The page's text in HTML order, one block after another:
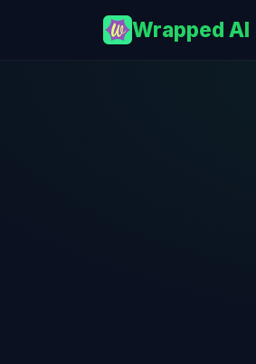
Wrapped AI